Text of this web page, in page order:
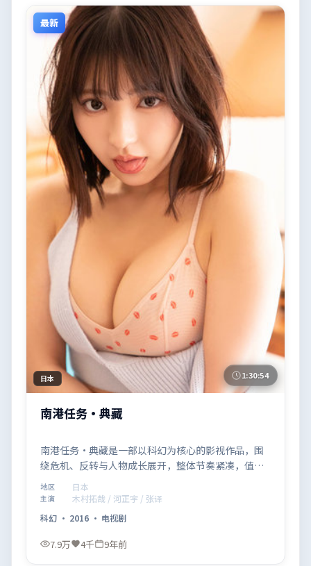
最新
日本 1:30:54
南港任务·典藏
南港任务·典藏是一部以科幻为核心的影视作品，围
绕危机、反转与人物成长展开，整体节奏紧凑，值得
推荐观看。
地区 日本
主演
木村拓哉 / 河正宇 / 张译
科幻 · 2016 · 电视剧
7.9万 4千 9年前